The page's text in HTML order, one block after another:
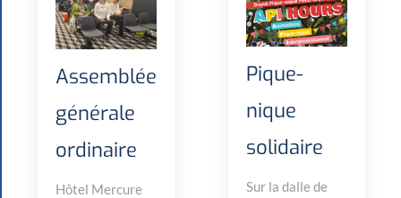
Assemblée
générale
ordinaire
Hôtel Mercure
Pique-
nique
solidaire
Sur la dalle de